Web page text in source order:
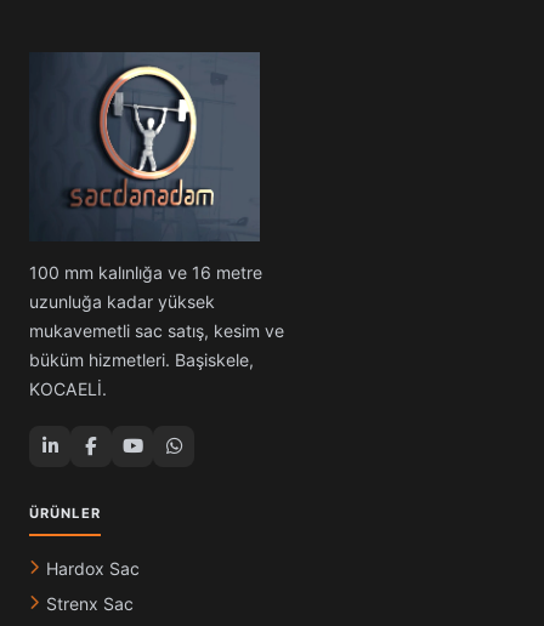
100 mm kalınlığa ve 16 metre
uzunluğa kadar yüksek
mukavemetli sac satış, kesim ve
büküm hizmetleri. Başiskele,
KOCAELİ.
ÜRÜNLER
Hardox Sac
Strenx Sac